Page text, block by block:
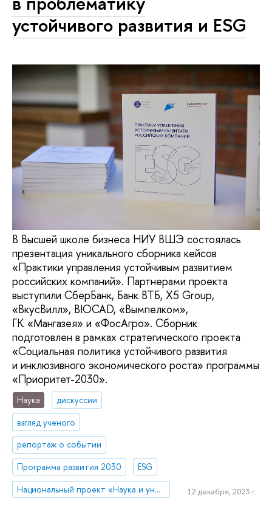
устойчивого развития и ESG
В Высшей школе бизнеса НИУ ВШЭ состоялась
презентация уникального сборника кейсов
«Практики управления устойчивым развитием
российских компаний». Партнерами проекта
выступили СберБанк, Банк ВТБ, X5 Group,
«ВкусВилл», BIOCAD, «Вымпелком»,
ГК «Мангазея» и «ФосАгро». Сборник
подготовлен в рамках стратегического проекта
«Социальная политика устойчивого развития
и инклюзивного экономического роста» программы
«Приоритет-2030».
Наука
дискуссии
взгляд ученого
репортаж о событии
Программа развития 2030
ESG
Национальный проект «Наука и университеты»
12 декабря, 2023 г.